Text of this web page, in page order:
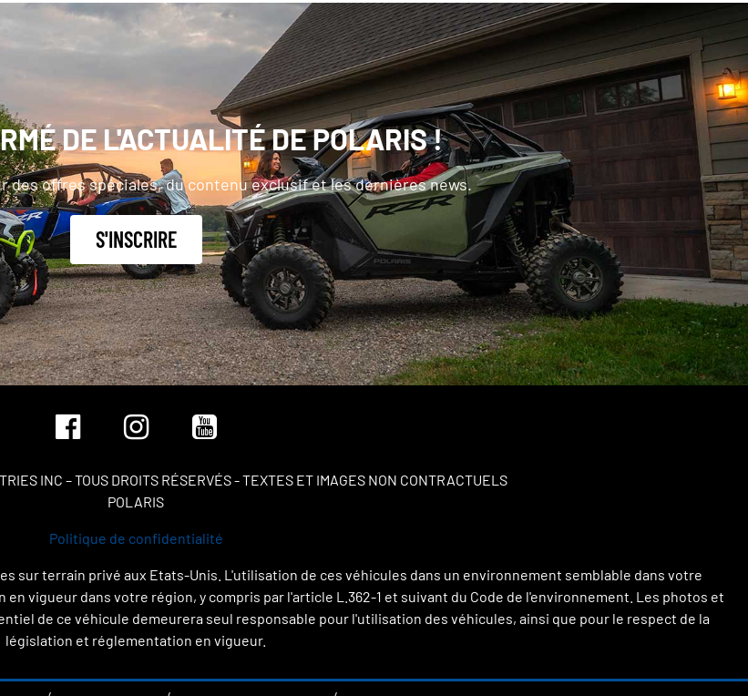
DE L'ACTUALITÉ DE POLARIS !
des offres spéciales, du contenu exclusif et les dernières news.
S'INSCRIRE
INC – TOUS DROITS RÉSERVÉS - TEXTES ET IMAGES NON CONTRACTUELS
POLARIS
Politique de confidentialité
terrain privé aux Etats-Unis. L'utilisation de ces véhicules dans un environnement semblable dans votre
vigueur dans votre région, y compris par l'article L.362-1 et suivant du Code de l'environnement. Les photos et
de ce véhicule demeurera seul responsable pour l'utilisation des véhicules, ainsi que pour le respect de la
législation et réglementation en vigueur.